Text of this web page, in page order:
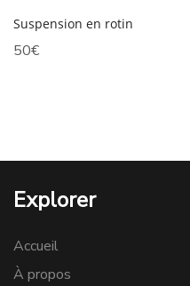
Suspension en rotin
50€
Explorer
Accueil
À propos